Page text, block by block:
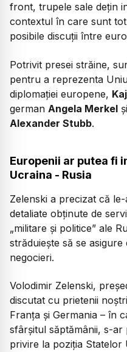
front, trupele sale dețin
contextul în care sunt
posibile discuții între
Potrivit presei străine,
pentru a reprezenta
diplomației europene,
german Angela Merkel
Alexander Stubb.
Europenii ar putea fi
Ucraina - Rusia
Zelenski a precizat că
detaliate obținute de
„militare și politice” ale
străduiește să se
negocieri.
Volodimir Zelenski,
discutat cu prietenii
Franța și Germania – în
sfârșitul săptămânii, s-
privire la poziția Statelor